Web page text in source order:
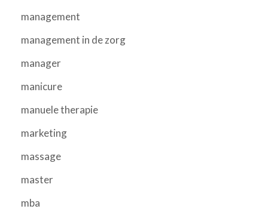
management
management in de zorg
manager
manicure
manuele therapie
marketing
massage
master
mba